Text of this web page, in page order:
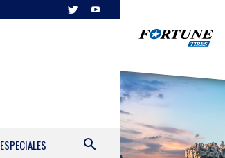
ESPECIALES